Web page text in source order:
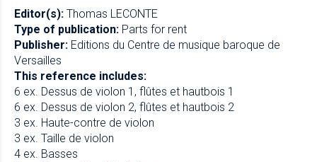
Editor(s): Thomas LECONTE
Type of publication: Parts for rent
Publisher: Editions du Centre de musique baroque de
Versailles
This reference includes:
6 ex. Dessus de violon 1, flûtes et hautbois 1
6 ex. Dessus de violon 2, flûtes et hautbois 2
3 ex. Haute-contre de violon
3 ex. Taille de violon
4 ex. Basses